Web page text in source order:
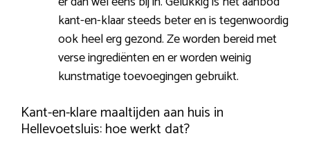
kant-en-klaar steeds beter en is tegenwoordig
ook heel erg gezond. Ze worden bereid met
verse ingrediënten en er worden weinig
kunstmatige toevoegingen gebruikt.
Kant-en-klare maaltijden aan huis in
Hellevoetsluis: hoe werkt dat?